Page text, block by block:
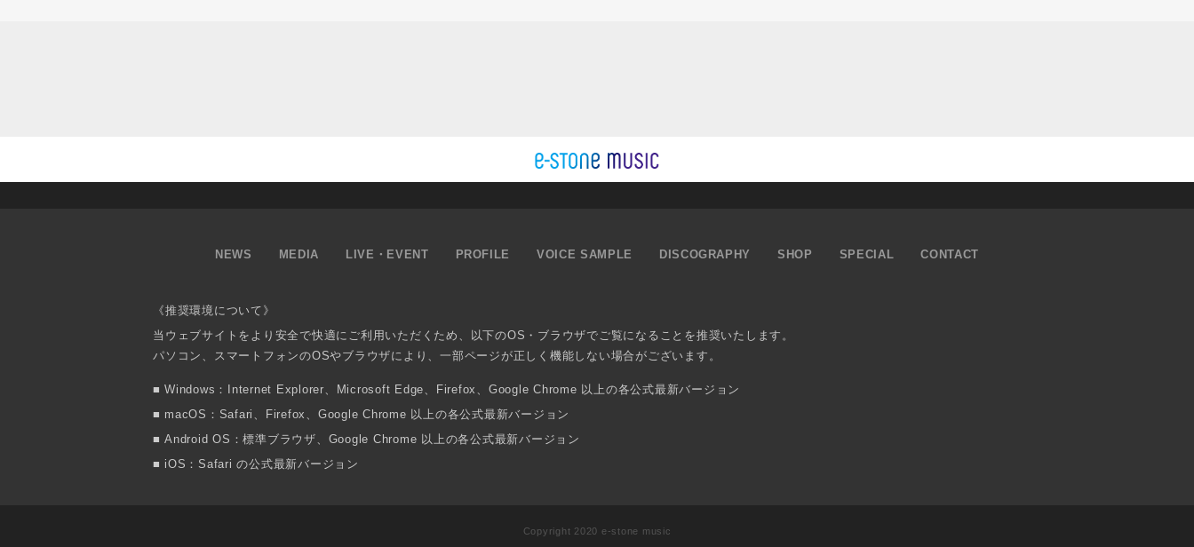
NEWS MEDIA LIVE・EVENT PROFILE VOICE SAMPLE DISCOGRAPHY SHOP SPECIAL CONTACT
《推奨環境について》
当ウェブサイトをより安全で快適にご利用いただくため、以下のOS・ブラウザでご覧になることを推奨いたします。
パソコン、スマートフォンのOSやブラウザにより、一部ページが正しく機能しない場合がございます。
Windows：Internet Explorer、Microsoft Edge、Firefox、Google Chrome 以上の各公式最新バージョン
macOS：Safari、Firefox、Google Chrome 以上の各公式最新バージョン
Android OS：標準ブラウザ、Google Chrome 以上の各公式最新バージョン
iOS：Safari の公式最新バージョン
Copyright 2020 e-stone music